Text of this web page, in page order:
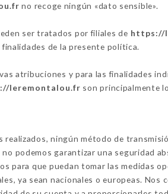
no recoge ningún «dato sensible».
ser tratados por filiales de https://
de la presente política.
atribuciones y para las finalidades
leremontalou.fr son principalmente
realizados, ningún método de
podemos garantizar una seguridad
para que puedan tomar las medidas
ya sean nacionales o europeas.